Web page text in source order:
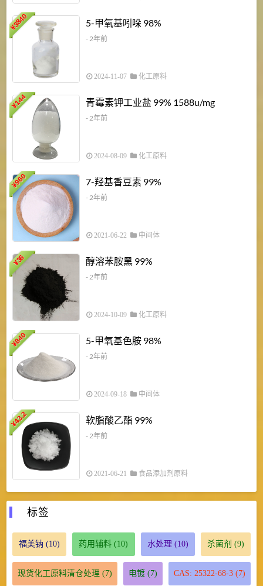
¥
3840 5-甲氧基吲哚 98%
- 2年前
2024-11-07 化工原料
¥
144 青霉素钾工业盐 99% 1588u/mg
- 2年前
2024-08-09 化工原料
¥
960 7-羟基香豆素 99%
- 2年前
2021-06-22 中间体
¥
36 醇溶苯胺黑 99%
- 2年前
2024-10-09 化工原料
¥
840 5-甲氧基色胺 98%
- 2年前
2024-09-18 中间体
¥
43.2 软脂酸乙酯 99%
- 2年前
2021-06-21 食品添加剂原料
标签
福美钠 (10) 药用辅料 (10) 水处理 (10) 杀菌剂 (9)
现货化工原料清仓处理 (7) 电镀 (7) CAS: 25322-68-3 (7)